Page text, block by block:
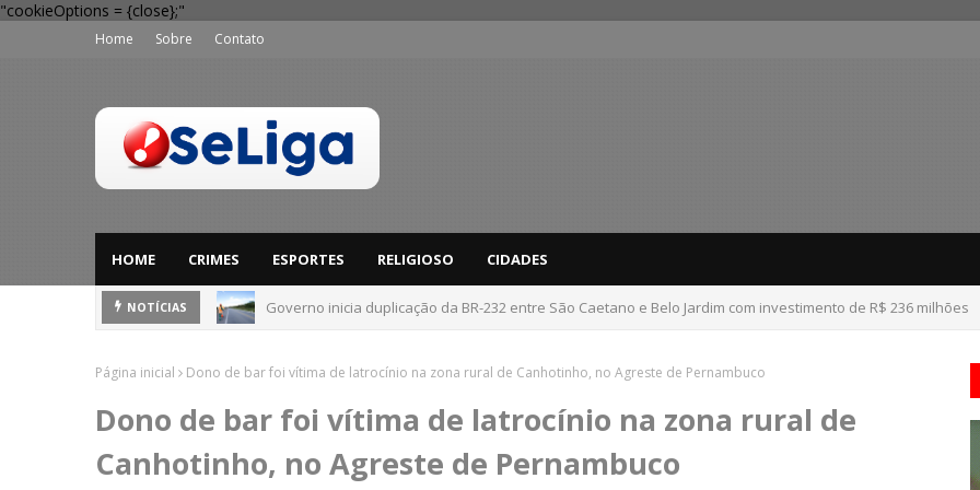
"cookieOptions = {close};"
Home Sobre Contato
HOME CRIMES ESPORTES RELIGIOSO CIDADES
NOTÍCIAS Belo Jardim inicia campanha para atualizar vacinas de crianças e adolescentes menores de 15 anos em
Página inicial Dono de bar foi vítima de latrocínio na zona rural de Canhotinho, no Agreste de Pernambuco
Dono de bar foi vítima de latrocínio na zona rural de
Canhotinho, no Agreste de Pernambuco